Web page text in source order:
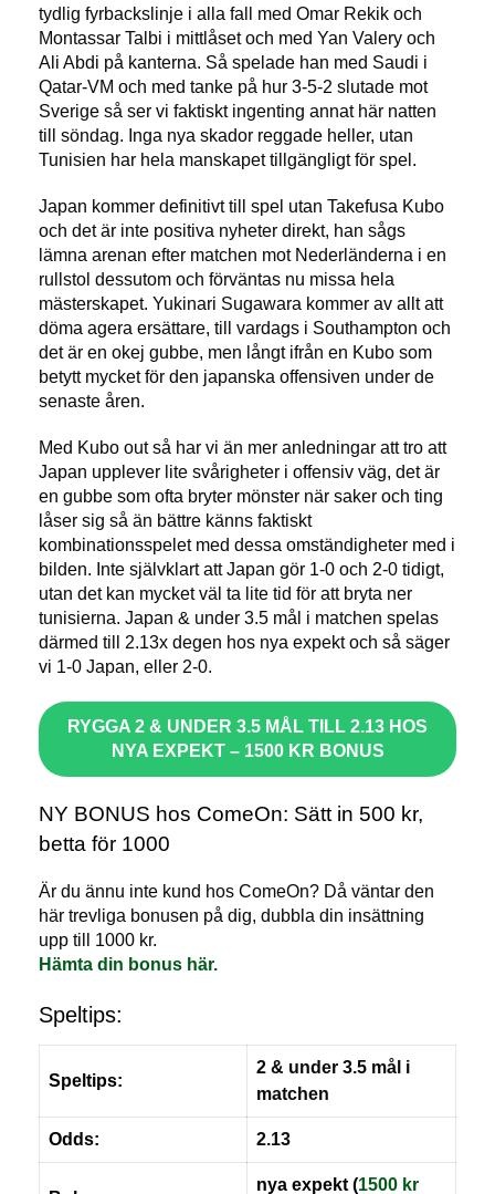
tydlig fyrbackslinje i alla fall med Omar Rekik och
Montassar Talbi i mittlåset och med Yan Valery och
Ali Abdi på kanterna. Så spelade han med Saudi i
Qatar-VM och med tanke på hur 3-5-2 slutade mot
Sverige så ser vi faktiskt ingenting annat här natten
till söndag. Inga nya skador reggade heller, utan
Tunisien har hela manskapet tillgängligt för spel.
Japan kommer definitivt till spel utan Takefusa Kubo
och det är inte positiva nyheter direkt, han sågs
lämna arenan efter matchen mot Nederländerna i en
rullstol dessutom och förväntas nu missa hela
mästerskapet. Yukinari Sugawara kommer av allt att
döma agera ersättare, till vardags i Southampton och
det är en okej gubbe, men långt ifrån en Kubo som
betytt mycket för den japanska offensiven under de
senaste åren.
Med Kubo out så har vi än mer anledningar att tro att
Japan upplever lite svårigheter i offensiv väg, det är
en gubbe som ofta bryter mönster när saker och ting
låser sig så än bättre känns faktiskt
kombinationsspelet med dessa omständigheter med i
bilden. Inte självklart att Japan gör 1-0 och 2-0 tidigt,
utan det kan mycket väl ta lite tid för att bryta ner
tunisierna. Japan & under 3.5 mål i matchen spelas
därmed till 2.13x degen hos nya expekt och så säger
vi 1-0 Japan, eller 2-0.
RYGGA 2 & UNDER 3.5 MÅL TILL 2.13 HOS
NYA EXPEKT – 1500 KR BONUS
NY BONUS hos ComeOn: Sätt in 500 kr,
betta för 1000
Är du ännu inte kund hos ComeOn? Då väntar den
här trevliga bonusen på dig, dubbla din insättning
upp till 1000 kr.
Hämta din bonus här.
Speltips:
Speltips:
2 & under 3.5 mål i
matchen
Odds: 2.13
nya expekt (1500 kr